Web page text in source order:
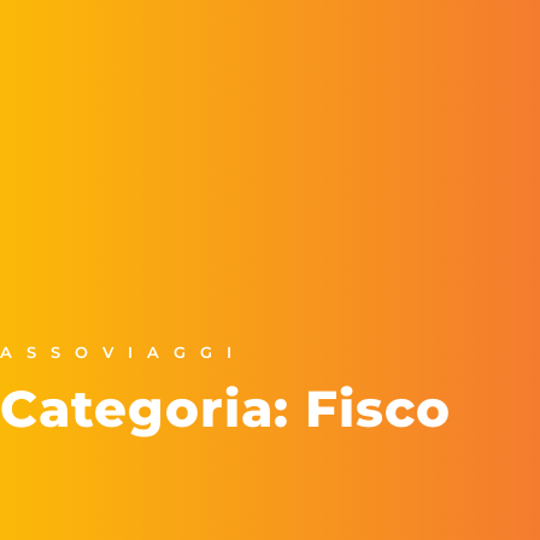
ASSOVIAGGI
Categoria: Fisco